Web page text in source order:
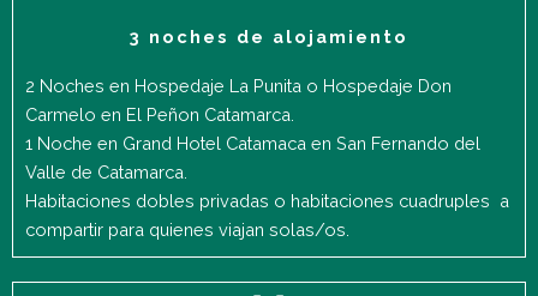
3 noches de alojamiento
2 Noches en Hospedaje La Punita o Hospedaje Don
Carmelo en El Peñon Catamarca.
1 Noche en Grand Hotel Catamaca en San Fernando del
Valle de Catamarca.
Habitaciones dobles privadas o habitaciones cuadruples a
compartir para quienes viajan solas/os.